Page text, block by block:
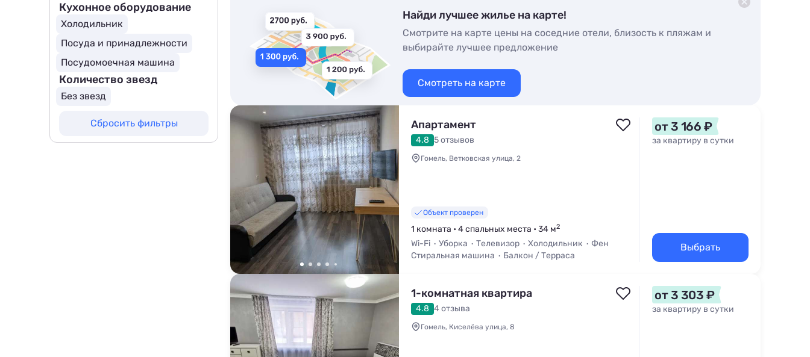
Найди лучшее жилье на карте!
Смотрите на карте цены на соседние отели, близость к пляжам и
выбирайте лучшее предложение
Смотреть на карте
Апартамент
4.8 5 отзывов
Гомель, Ветковская улица, 2
Объект проверен
1 комната • 4 спальных места • 34 м2
Wi-Fi Уборка Телевизор Холодильник
Фен
Стиральная машина
Балкон / Терраса
от 3 166 ₽
за квартиру в сутки
Выбрать
1-комнатная квартира
4.8 4 отзыва
Гомель, Киселёва улица, 8
от 3 303 ₽
за квартиру в сутки
Кухонное оборудование
Холодильник
Посуда и принадлежности
Посудомоечная машина
Количество звезд
Без звезд
Сбросить фильтры